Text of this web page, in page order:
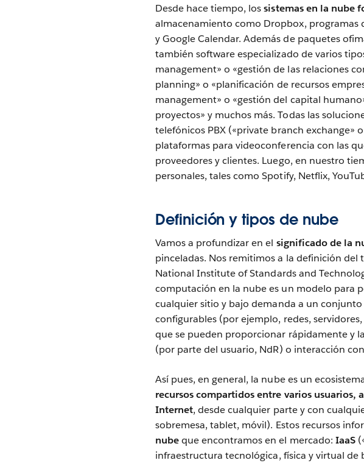
Desde hace tiempo, lossistemas en la nube
almacenamiento como Dropbox, programas
y Google Calendar. Además de paquetes
también software especializado de varios
management» o «gestión de las relaciones
planning» o «planificación de recursos
management» o «gestión del capital
proyectos» y muchos más. Todas las
telefónicos PBX («private branch exchange»
plataformas para videoconferencia con las
proveedores y clientes. Luego, en nuestro
personales, tales como Spotify, Netflix,
Definición y tipos de nube
Vamos a profundizar en el significado de la
pinceladas. Nos remitimos a la definición
National Institute of Standards and
computación en la nube es un modelo para
cualquier sitio y bajo demanda a un
configurables (por ejemplo, redes,
que se pueden proporcionar rápidamente y
(por parte del usuario, NdR) o interacción
Así pues, en general, la nube es un
recursos compartidos entre varios usuarios,
Internet, desde cualquier parte y con
sobremesa, tablet, móvil). Estos recursos
nubeque encontramos en el mercado: IaaS
infraestructura tecnológica, física y virtual de